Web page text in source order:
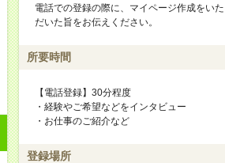
電話での登録の際に、マイページ作成をいた
だいた旨をお伝えください。
所要時間
【電話登録】30分程度
・経験やご希望などをインタビュー
・お仕事のご紹介など
登録場所